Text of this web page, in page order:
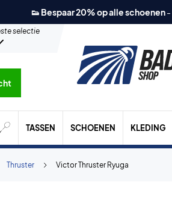
👟 Bespaar 20% op alle schoenen-
selectie
TASSEN SCHOENEN KLEDING
Victor Thruster Ryuga
Thruster